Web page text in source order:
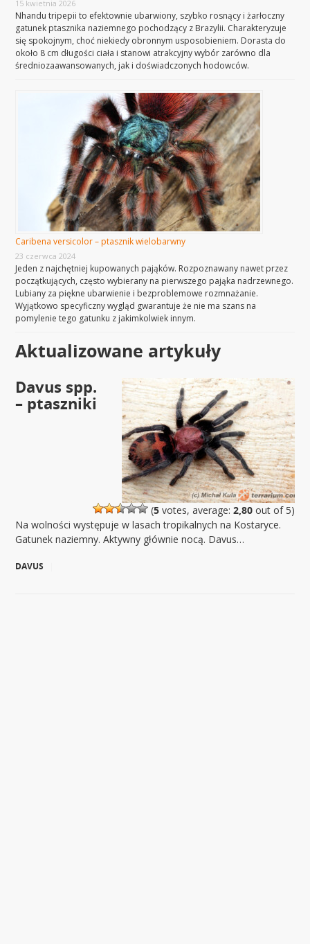
15 kwietnia 2026
Nhandu tripepii to efektownie ubarwiony, szybko rosnący i żarłoczny
gatunek ptasznika naziemnego pochodzący z Brazylii. Charakteryzuje
się spokojnym, choć niekiedy obronnym usposobieniem. Dorasta do
około 8 cm długości ciała i stanowi atrakcyjny wybór zarówno dla
średniozaawansowanych, jak i doświadczonych hodowców.
Caribena versicolor – ptasznik wielobarwny
23 czerwca 2024
Jeden z najchętniej kupowanych pająków. Rozpoznawany nawet przez
początkujących, często wybierany na pierwszego pająka nadrzewnego.
Lubiany za piękne ubarwienie i bezproblemowe rozmnażanie.
Wyjątkowo specyficzny wygląd gwarantuje że nie ma szans na
pomylenie tego gatunku z jakimkolwiek innym.
Aktualizowane artykuły
(5votes, average: 2,80out of 5)
Davus spp.
– ptaszniki
Na wolności występuje w lasach tropikalnych na Kostaryce.
Gatunek naziemny. Aktywny głównie nocą. Davus…
DAVUS